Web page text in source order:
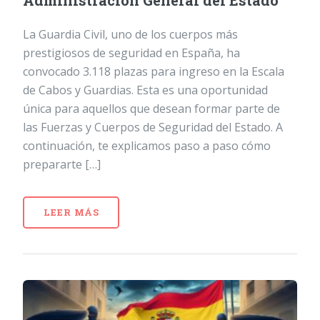
La Guardia Civil, uno de los cuerpos más
prestigiosos de seguridad en España, ha
convocado 3.118 plazas para ingreso en la Escala
de Cabos y Guardias. Esta es una oportunidad
única para aquellos que desean formar parte de
las Fuerzas y Cuerpos de Seguridad del Estado. A
continuación, te explicamos paso a paso cómo
prepararte […]
LEER MÁS